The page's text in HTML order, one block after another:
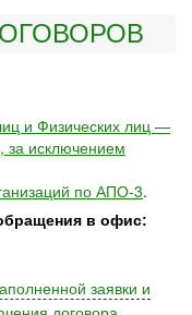
и Физических лиц —
за исключением
по АПО-3.
в офис:
заявки и